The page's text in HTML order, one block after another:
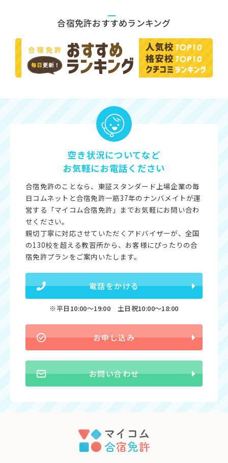
合宿免許おすすめランキング
空き状況についてなど
お気軽にお電話ください
合宿免許のことなら、東証スタンダード上場企業の毎
日コムネットと合宿免許一筋37年のナンバメイトが運
営する「マイコム合宿免許」までお気軽にお問い合わ
せください。
親切丁寧に対応させていただくアドバイザーが、全国
の130校を超える教習所から、お客様にぴったりの合
宿免許プランをご案内いたします。
電話をかける
※平日10:00〜19:00 土日祝10:00〜18:00
お申し込み
お問い合わせ